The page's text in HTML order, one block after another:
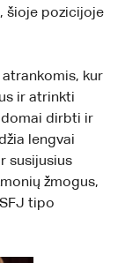
šioje pozicijoje
kur
ir atrinkti
dirbti ir
lengvai
susijusius
žmogus,
tipo